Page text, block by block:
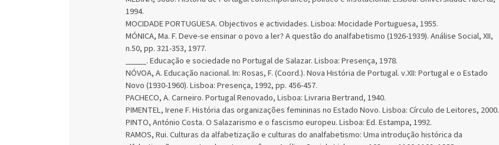
1994.
MOCIDADE PORTUGUESA. Objectivos e actividades. Lisboa: Mocidade Portuguesa, 1955.
MÓNICA, Ma. F. Deve-se ensinar o povo a ler? A questão do analfabetismo (1926-1939). Análise Social, XII,
n.50, pp. 321-353, 1977.
_____. Educação e sociedade no Portugal de Salazar. Lisboa: Presença, 1978.
NÓVOA, A. Educação nacional. In: Rosas, F. (Coord.). Nova História de Portugal. v.XII: Portugal e o Estado
Novo (1930-1960). Lisboa: Presença, 1992, pp. 456-457.
PACHECO, A. Carneiro. Portugal Renovado, Lisboa: Livraria Bertrand, 1940.
PIMENTEL, Irene F. História das organizações femininas no Estado Novo. Lisboa: Círculo de Leitores, 2000.
PINTO, António Costa. O Salazarismo e o fascismo europeu. Lisboa: Ed. Estampa, 1992.
RAMOS, Rui. Culturas da alfabetização e culturas do analfabetismo: Uma introdução histórica da